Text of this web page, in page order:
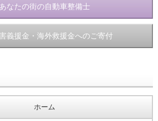
あなたの街の自動車整備士
義援金・海外救援金へのご寄付
ホーム